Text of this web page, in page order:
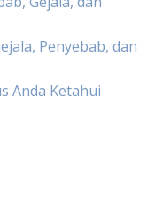
Penyebab, dan
Anda Ketahui